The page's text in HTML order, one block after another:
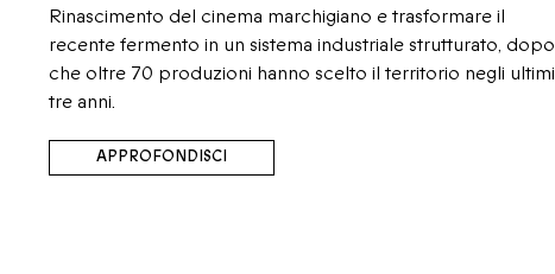
Rinascimento del cinema marchigiano e trasformare il
recente fermento in un sistema industriale strutturato, dopo
che oltre 70 produzioni hanno scelto il territorio negli ultimi
tre anni.
APPROFONDISCI